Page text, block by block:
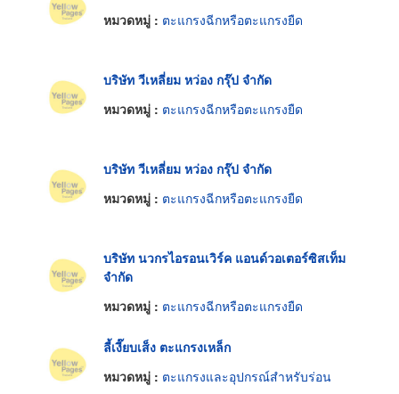
หมวดหมู่ : ตะแกรงฉีกหรือตะแกรงยืด
บริษัท วีเหลี่ยม หว่อง กรุ๊ป จำกัด
หมวดหมู่ : ตะแกรงฉีกหรือตะแกรงยืด
บริษัท วีเหลี่ยม หว่อง กรุ๊ป จำกัด
หมวดหมู่ : ตะแกรงฉีกหรือตะแกรงยืด
บริษัท นวกรไอรอนเวิร์ค แอนด์วอเตอร์ซิสเท็ม
จำกัด
หมวดหมู่ : ตะแกรงฉีกหรือตะแกรงยืด
ลี้เงี๊ยบเส็ง ตะแกรงเหล็ก
หมวดหมู่ : ตะแกรงและอุปกรณ์สำหรับร่อน